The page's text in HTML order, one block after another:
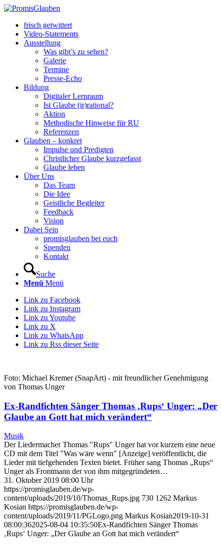
frisch getwittert
Video-Statements
Ausstellung
Was gibt’s zu sehen?
Galerie
Termine
Presse-Echo
Bildung
Digitaler Lernraum
Ist Glaube (ir)rational?
Aktion
Methodische Hinweise für RU
Referenzen
Glauben – konkret
Impulse und Predigten
Christlicher Glaube kurzgefasst
Glaube leben
Über Uns
Das Team
Die Idee
Geistliche Begleiter
Feedback
Vision
Dabei Sein
promisglauben bei euch
Spenden
Kontakt
Suche
Menü Menü
Link zu Facebook
Link zu Instagram
Link zu Youtube
Link zu X
Link zu WhatsApp
Link zu Rss dieser Seite
Foto: Michael Kremer (SnapArt) - mit freundlicher Genehmigung
von Thomas Unger
Ex-Randfichten Sänger Thomas ‚Rups‘ Unger: „Der
Glaube an Gott hat mich verändert“
Musik
Der Liedermacher Thomas "Rups" Unger hat vor kurzem eine neue
CD mit dem Titel "Was wäre wenn" [Anzeige] veröffentlicht, die
Lieder mit tiefgehenden Texten bietet. Früher sang Thomas „Rups“
Unger als Frontmann der von ihm mitgegründeten…
31. Oktober 2019 08:00 Uhr
https://promisglauben.de/wp-
content/uploads/2019/10/Thomas_Rups.jpg 730 1262 Markus
Kosian https://promisglauben.de/wp-
content/uploads/2019/11/PGLogo.png Markus Kosian2019-10-31
08:00:362025-08-04 10:35:50Ex-Randfichten Sänger Thomas
‚Rups‘ Unger: „Der Glaube an Gott hat mich verändert“